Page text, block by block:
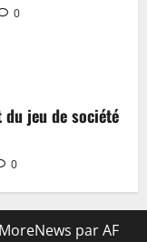
0
jeu de société
0
MoreNews par AF